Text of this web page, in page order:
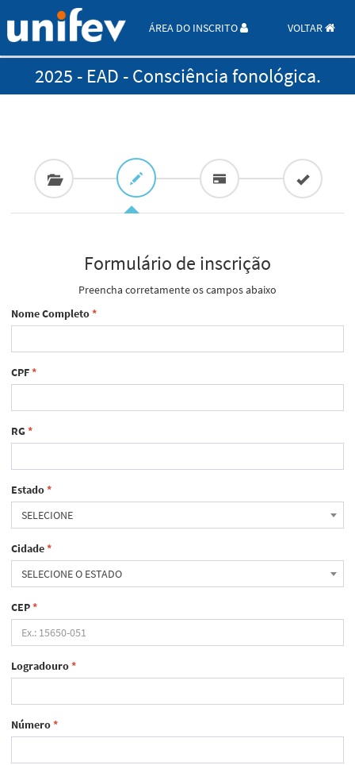
ÁREA DO INSCRITO VOLTAR
2025 - EAD - Consciência fonológica.
Formulário de inscrição
Preencha corretamente os campos abaixo
Nome Completo*
CPF*
RG*
Estado*
SELECIONE
Cidade*
SELECIONE O ESTADO
CEP*
Logradouro*
Número*